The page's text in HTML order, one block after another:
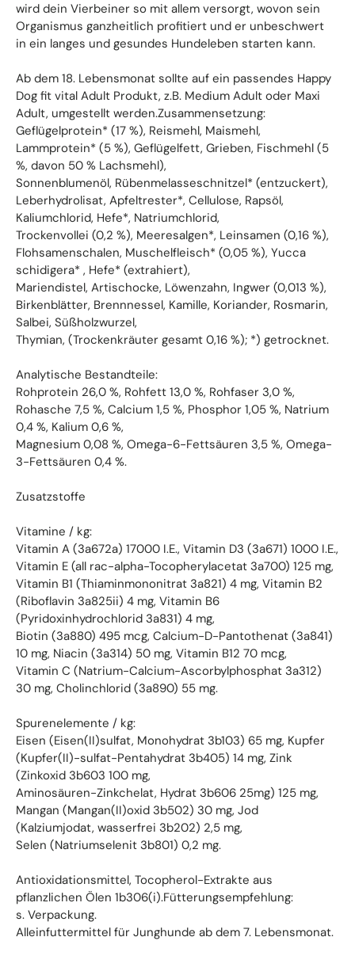
wird dein Vierbeiner so mit allem versorgt, wovon sein
Organismus ganzheitlich profitiert und er unbeschwert
in ein langes und gesundes Hundeleben starten kann.
Ab dem 18. Lebensmonat sollte auf ein passendes Happy
Dog fit vital Adult Produkt, z.B. Medium Adult oder Maxi
Adult, umgestellt werden.Zusammensetzung:
Geflügelprotein* (17 %), Reismehl, Maismehl,
Lammprotein* (5 %), Geflügelfett, Grieben, Fischmehl (5
%, davon 50 % Lachsmehl),
Sonnenblumenöl, Rübenmelasseschnitzel* (entzuckert),
Leberhydrolisat, Apfeltrester*, Cellulose, Rapsöl,
Kaliumchlorid, Hefe*, Natriumchlorid,
Trockenvollei (0,2 %), Meeresalgen*, Leinsamen (0,16 %),
Flohsamenschalen, Muschelfleisch* (0,05 %), Yucca
schidigera* , Hefe* (extrahiert),
Mariendistel, Artischocke, Löwenzahn, Ingwer (0,013 %),
Birkenblätter, Brennnessel, Kamille, Koriander, Rosmarin,
Salbei, Süßholzwurzel,
Thymian, (Trockenkräuter gesamt 0,16 %); *) getrocknet.
Analytische Bestandteile:
Rohprotein 26,0 %, Rohfett 13,0 %, Rohfaser 3,0 %,
Rohasche 7,5 %, Calcium 1,5 %, Phosphor 1,05 %, Natrium
0,4 %, Kalium 0,6 %,
Magnesium 0,08 %, Omega-6-Fettsäuren 3,5 %, Omega-
3-Fettsäuren 0,4 %.
Zusatzstoffe
Vitamine / kg:
Vitamin A (3a672a) 17000 I.E., Vitamin D3 (3a671) 1000 I.E.,
Vitamin E (all rac-alpha-Tocopherylacetat 3a700) 125 mg,
Vitamin B1 (Thiaminmononitrat 3a821) 4 mg, Vitamin B2
(Riboflavin 3a825ii) 4 mg, Vitamin B6
(Pyridoxinhydrochlorid 3a831) 4 mg,
Biotin (3a880) 495 mcg, Calcium-D-Pantothenat (3a841)
10 mg, Niacin (3a314) 50 mg, Vitamin B12 70 mcg,
Vitamin C (Natrium-Calcium-Ascorbylphosphat 3a312)
30 mg, Cholinchlorid (3a890) 55 mg.
Spurenelemente / kg:
Eisen (Eisen(II)sulfat, Monohydrat 3b103) 65 mg, Kupfer
(Kupfer(II)-sulfat-Pentahydrat 3b405) 14 mg, Zink
(Zinkoxid 3b603 100 mg,
Aminosäuren-Zinkchelat, Hydrat 3b606 25mg) 125 mg,
Mangan (Mangan(II)oxid 3b502) 30 mg, Jod
(Kalziumjodat, wasserfrei 3b202) 2,5 mg,
Selen (Natriumselenit 3b801) 0,2 mg.
Antioxidationsmittel, Tocopherol-Extrakte aus
pflanzlichen Ölen 1b306(i).Fütterungsempfehlung:
s. Verpackung.
Alleinfuttermittel für Junghunde ab dem 7. Lebensmonat.